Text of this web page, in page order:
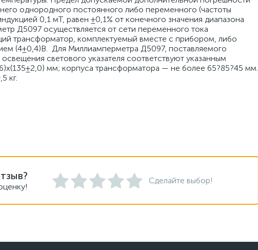
однородного постоянного либо переменного (частоты
0,1 мТ, равен ±0,1% от конечного значения диапазона
Д5097 осуществляется от сети переменного тока
трансформатор, комплектуемый вместе с прибором, либо
(4±0,4)В. Для Миллиамперметра Д5097, поставляемого
светового указателя соответствуют указанным
мм; корпуса трансформатора — не более 65?85?45 мм.
кг.
Сделайте выбор!